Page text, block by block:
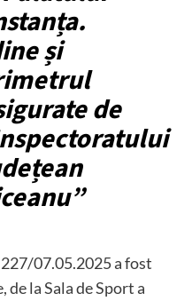
și
de
07.05.2025 a fost
la Sala de Sport a